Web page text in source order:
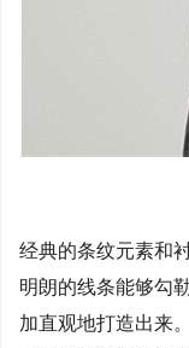
经典的条纹元素和
明朗的线条能够勾
加直观地打造出来